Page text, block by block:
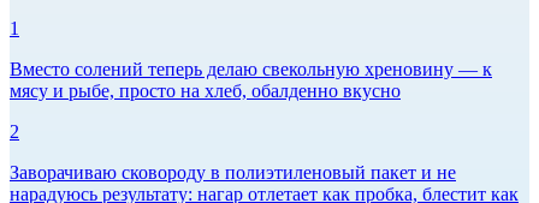
1
Вместо солений теперь делаю свекольную хреновину — к
мясу и рыбе, просто на хлеб, обалденно вкусно
2
Заворачиваю сковороду в полиэтиленовый пакет и не
нарадуюсь результату: нагар отлетает как пробка, блестит как